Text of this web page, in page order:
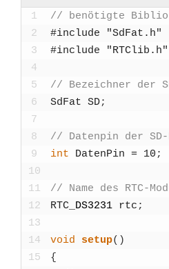
1
2
3
4
5
6
7
8
9
10
11
12
13
14
15
// benö­tig­te
#include "SdFat.h"
#include "RTClib.h"
// Bezeich­ner der
SdFat SD;
// Daten­pin der SD-
int
Daten­Pin = 10 ;
// Name des RTC-
RTC DS3231 rtc ;
void set­up( )
{